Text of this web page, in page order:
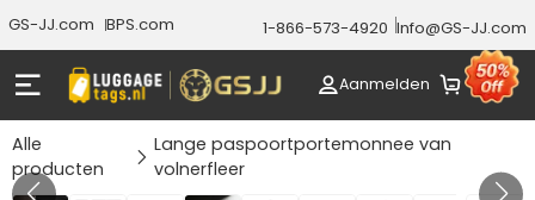
GS-JJ.com BPS.com 1-866-573-4920 Info@GS-JJ.com
Aanmelden
Alle
producten
Lange paspoortportemonnee van
volnerfleer
GALERIJ 1/10